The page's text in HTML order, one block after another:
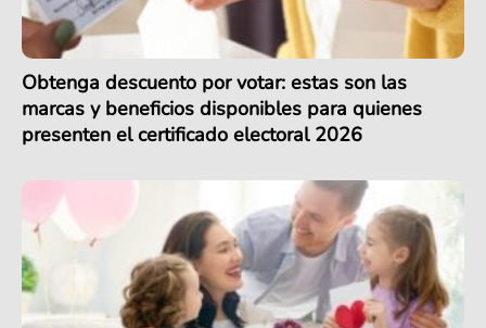
Obtenga descuento por votar: estas son las
marcas y beneficios disponibles para quienes
presenten el certificado electoral 2026